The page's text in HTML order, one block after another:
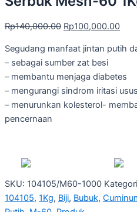
Rp140,000.00 Rp100,000.00
Segudang manfaat jintan putih
– sebagai sumber zat besi
– membantu menjaga diabetes
– mengurangi sindrom iritasi usus
– menurunkan kolesterol-
pencernaan
SKU: 104105/M60-1000
104105, 1Kg, Biji, Bubuk,